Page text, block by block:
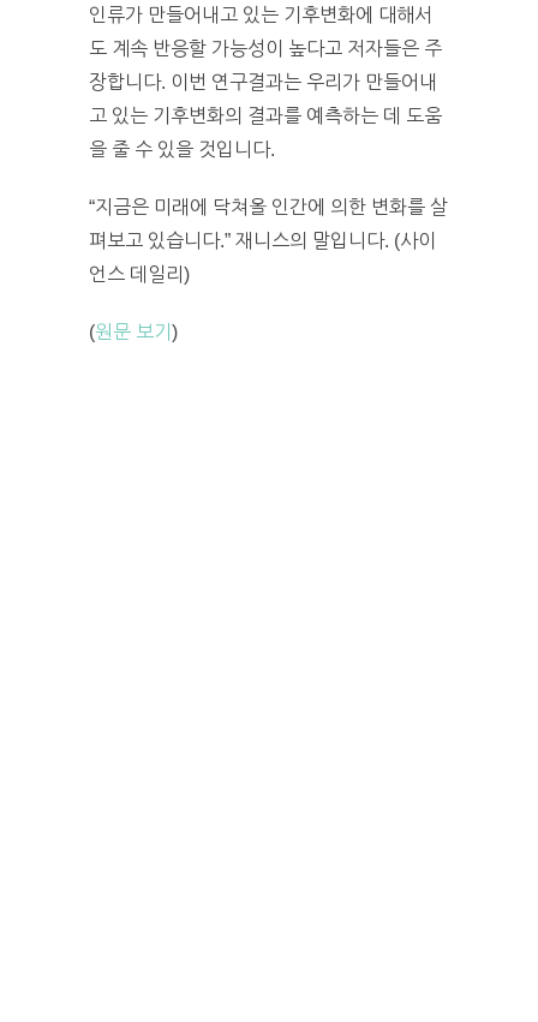
인류가 만들어내고 있는 기후변화에 대해서
도 계속 반응할 가능성이 높다고 저자들은 주
장합니다. 이번 연구결과는 우리가 만들어내
고 있는 기후변화의 결과를 예측하는 데 도움
을 줄 수 있을 것입니다.
“지금은 미래에 닥쳐올 인간에 의한 변화를 살
펴보고 있습니다.” 재니스의 말입니다. (사이
언스 데일리)
(원문 보기 )